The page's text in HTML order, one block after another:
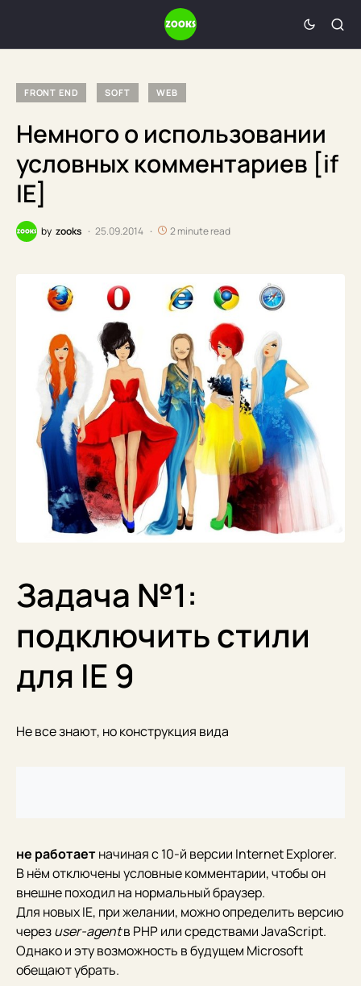
FRONT END SOFT WEB
Немного о использовании
условных комментариев [if
IE]
by zooks 25.09.2014 2 minute read
Задача №1:
подключить стили
для IE 9
Не все знают, но конструкция вида
не работаетначиная с 10-й версии Internet Explorer.
В нём отключены условные комментарии, чтобы он
внешне походил на нормальный браузер.
Для новых IE, при желании, можно определить версию
черезuser-agentв PHP или средствами JavaScript.
Однако и эту возможность в будущем Microsoft
обещают убрать.